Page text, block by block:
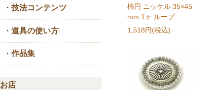
楕円 ニッケル 35×45
mm 1ヶ ループ
1,518円(税込)
・ 技法コンテンツ
・ 道具の使い方
・ 作品集
お店